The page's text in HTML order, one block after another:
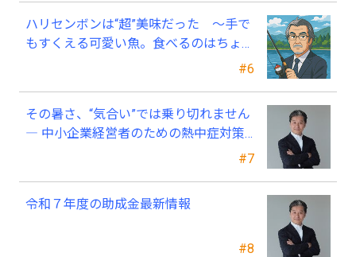
#6
ハリセンボンは“超”美味だった ～手で
もすくえる可愛い魚。食べるのはちょっ
#7
その暑さ、“気合い”では乗り切れません
― 中小企業経営者のための熱中症対策
#8
令和７年度の助成金最新情報